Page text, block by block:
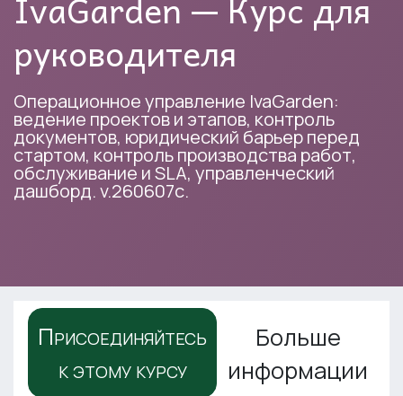
руководителя
Операционное управление IvaGarden:
ведение проектов и этапов, контроль
документов, юридический барьер перед
стартом, контроль производства работ,
обслуживание и SLA, управленческий
дашборд. v.260607c.
Присоединяйтесь
к этому курсу
Больше
информации